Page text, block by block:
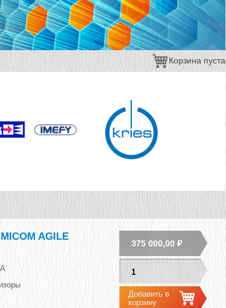
Корзина пуста
375 000,00 ₽
AGILE